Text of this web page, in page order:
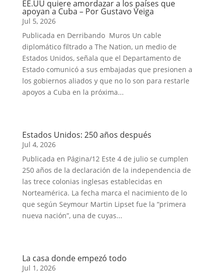
EE.UU quiere amordazar a los países que
apoyan a Cuba – Por Gustavo Veiga
Jul 5, 2026
Publicada en Derribando Muros Un cable
diplomático filtrado a The Nation, un medio de
Estados Unidos, señala que el Departamento de
Estado comunicó a sus embajadas que presionen a
los gobiernos aliados y que no lo son para restarle
apoyos a Cuba en la próxima...
Estados Unidos: 250 años después
Jul 4, 2026
Publicada en Página/12 Este 4 de julio se cumplen
250 años de la declaración de la independencia de
las trece colonias inglesas establecidas en
Norteamérica. La fecha marca el nacimiento de lo
que según Seymour Martin Lipset fue la “primera
nueva nación”, una de cuyas...
La casa donde empezó todo
Jul 1, 2026